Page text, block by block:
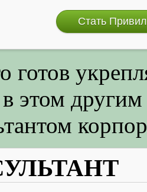
Стать
готов
этом